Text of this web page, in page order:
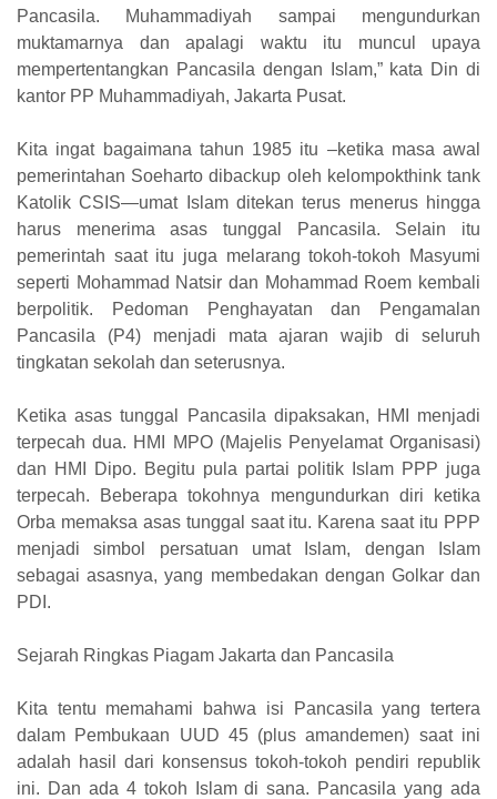
Pancasila. Muhammadiyah sampai mengundurkan
muktamarnya dan apalagi waktu itu muncul upaya
mempertentangkan Pancasila dengan Islam,” kata Din di
kantor PP Muhammadiyah, Jakarta Pusat.
Kita ingat bagaimana tahun 1985 itu –ketika masa awal
pemerintahan Soeharto dibackup oleh kelompokthink tank
Katolik CSIS—umat Islam ditekan terus menerus hingga
harus menerima asas tunggal Pancasila. Selain itu
pemerintah saat itu juga melarang tokoh-tokoh Masyumi
seperti Mohammad Natsir dan Mohammad Roem kembali
berpolitik. Pedoman Penghayatan dan Pengamalan
Pancasila (P4) menjadi mata ajaran wajib di seluruh
tingkatan sekolah dan seterusnya.
Ketika asas tunggal Pancasila dipaksakan, HMI menjadi
terpecah dua. HMI MPO (Majelis Penyelamat Organisasi)
dan HMI Dipo. Begitu pula partai politik Islam PPP juga
terpecah. Beberapa tokohnya mengundurkan diri ketika
Orba memaksa asas tunggal saat itu. Karena saat itu PPP
menjadi simbol persatuan umat Islam, dengan Islam
sebagai asasnya, yang membedakan dengan Golkar dan
PDI.
Sejarah Ringkas Piagam Jakarta dan Pancasila
Kita tentu memahami bahwa isi Pancasila yang tertera
dalam Pembukaan UUD 45 (plus amandemen) saat ini
adalah hasil dari konsensus tokoh-tokoh pendiri republik
ini. Dan ada 4 tokoh Islam di sana. Pancasila yang ada